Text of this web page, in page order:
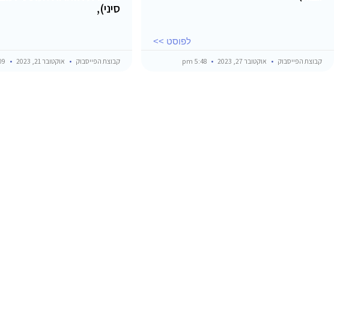
לפוסט >>
קבוצת הפייסבוק אוקטובר 27, 2023
סיני),
קבוצת הפייסבוק אוקטובר 21, 2023